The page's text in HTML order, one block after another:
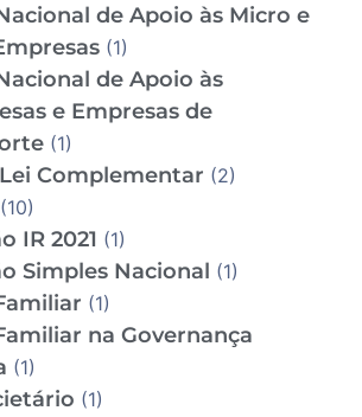
de Apoio às Micro e
(1)
de Apoio às
e Empresas de
(1)
Complementar (2)
(10)
IR 2021 (1)
Simples Nacional (1)
(1)
na Governança
(1)
(1)